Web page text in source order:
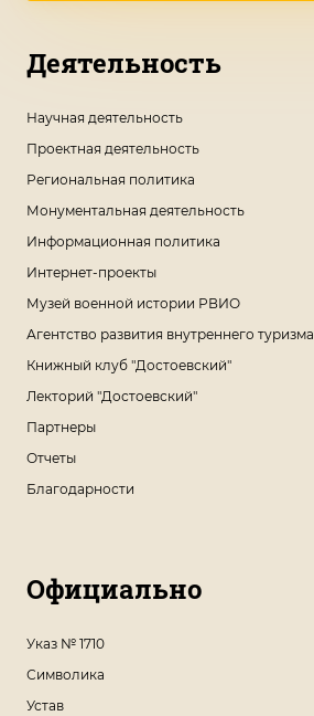
Деятельность
Научная деятельность
Проектная деятельность
Региональная политика
Монументальная деятельность
Информационная политика
Интернет-проекты
Музей военной истории РВИО
Агентство развития внутреннего туризма
Книжный клуб "Достоевский"
Лекторий "Достоевский"
Партнеры
Отчеты
Благодарности
Официально
Указ № 1710
Символика
Устав